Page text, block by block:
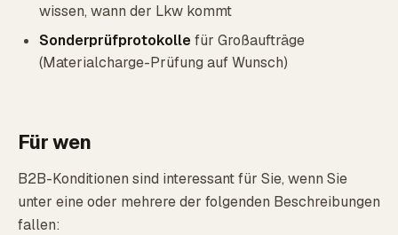
wissen, wann der Lkw kommt
Sonderprüfprotokollefür Großaufträge
(Materialcharge-Prüfung auf Wunsch)
Für wen
B2B-Konditionen sind interessant für Sie, wenn Sie
unter eine oder mehrere der folgenden Beschreibungen
fallen: